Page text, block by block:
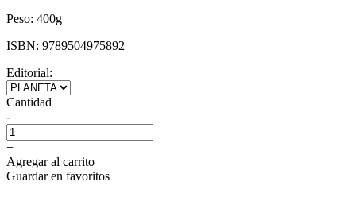
Peso: 400g
ISBN: 9789504975892
Editorial:
Cantidad
-
+
Agregar al carrito
Guardar en favoritos